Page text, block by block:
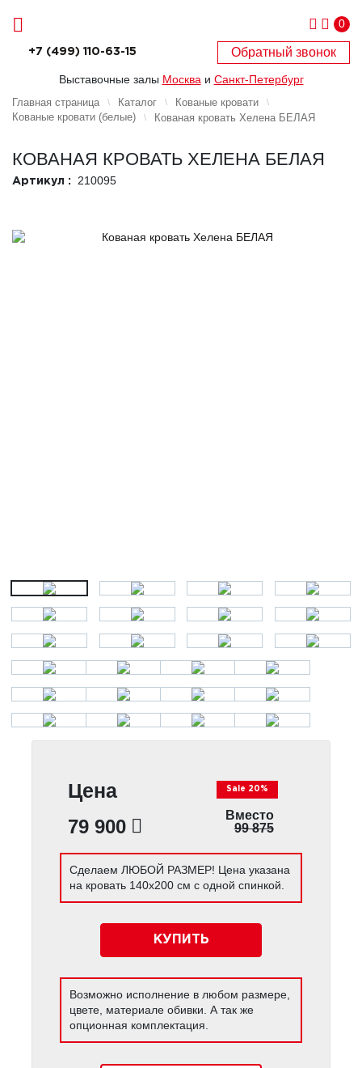
0
+7 (499) 110-63-15 Обратный звонок
Выставочные залы Москва и Санкт-Петербург
Главная страница Каталог
Кованые кровати
Кованые кровати (белые)
Кованая кровать Хелена БЕЛАЯ
КОВАНАЯ КРОВАТЬ ХЕЛЕНА БЕЛАЯ
Артикул : 210095
Цена
79 900
Sale 20%
Вместо
99 875
Сделаем ЛЮБОЙ РАЗМЕР! Цена указана
на кровать 140х200 см с одной спинкой.
КУПИТЬ
Возможно исполнение в любом размере,
цвете, материале обивки. А так же
опционная комплектация.